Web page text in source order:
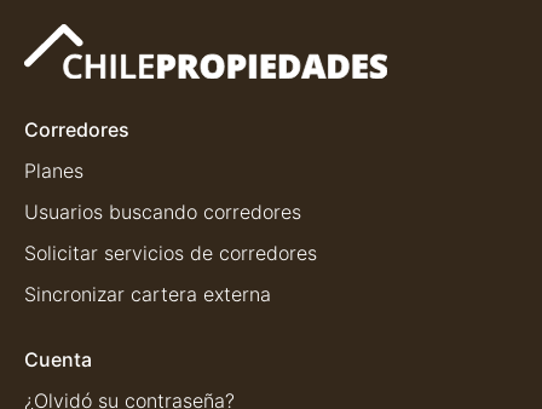
Corredores
Planes
Usuarios buscando corredores
Solicitar servicios de corredores
Sincronizar cartera externa
Cuenta
¿Olvidó su contraseña?